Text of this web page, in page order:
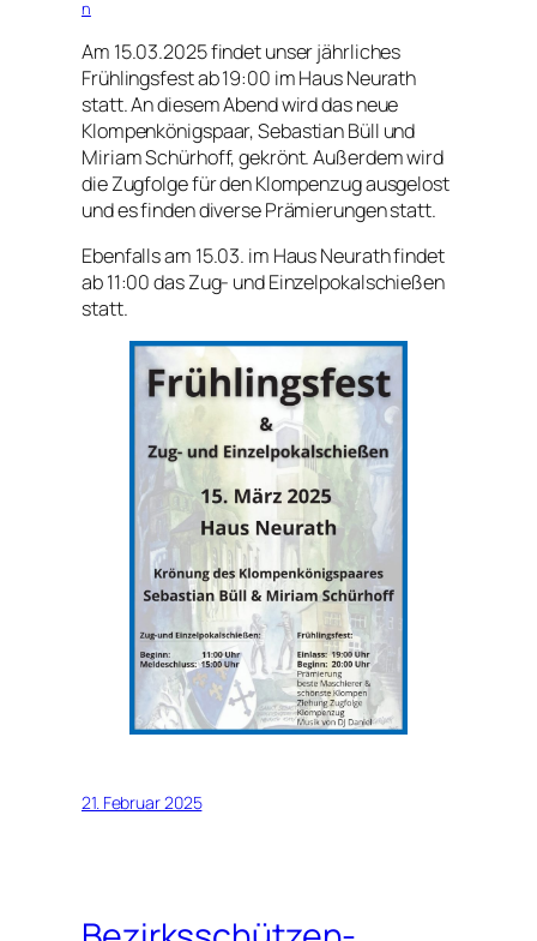
n
Am 15.03.2025 findet unser jährliches
Frühlingsfest ab 19:00 im Haus Neurath
statt. An diesem Abend wird das neue
Klompenkönigspaar, Sebastian Büll und
Miriam Schürhoff, gekrönt. Außerdem wird
die Zugfolge für den Klompenzug ausgelost
und es finden diverse Prämierungen statt.
Ebenfalls am 15.03. im Haus Neurath findet
ab 11:00 das Zug- und Einzelpokalschießen
statt.
21. Februar 2025